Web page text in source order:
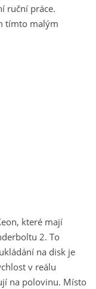
ruční práce.
tímto malým
které mají
2. To
na disk je
v reálu
na polovinu. Místo